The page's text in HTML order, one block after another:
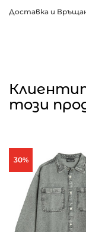
Доставка и
този
30%